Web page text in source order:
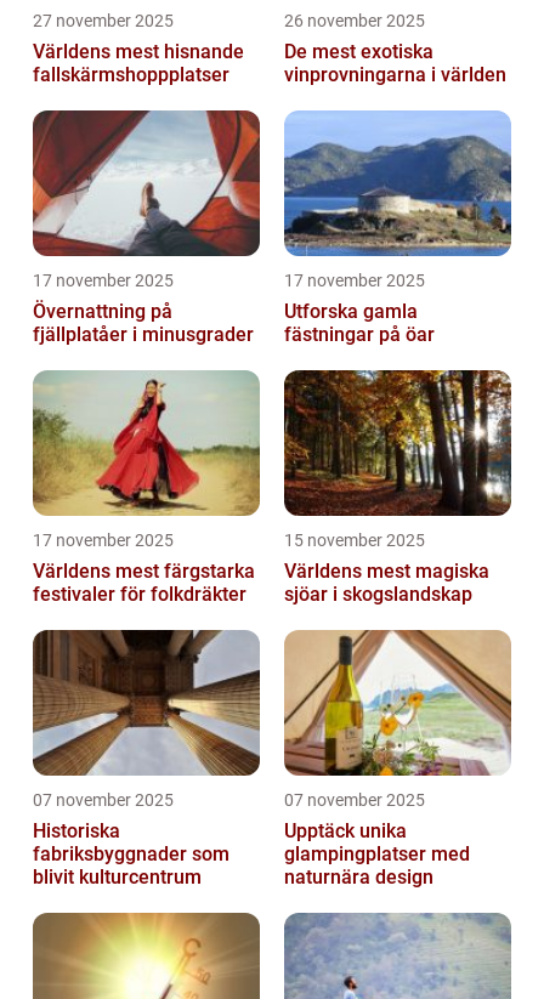
27 november 2025
Världens mest hisnande
fallskärmshoppplatser
26 november 2025
De mest exotiska
vinprovningarna i världen
17 november 2025
Övernattning på
fjällplatåer i minusgrader
17 november 2025
Utforska gamla
fästningar på öar
17 november 2025
Världens mest färgstarka
festivaler för folkdräkter
15 november 2025
Världens mest magiska
sjöar i skogslandskap
07 november 2025
Historiska
fabriksbyggnader som
blivit kulturcentrum
07 november 2025
Upptäck unika
glampingplatser med
naturnära design